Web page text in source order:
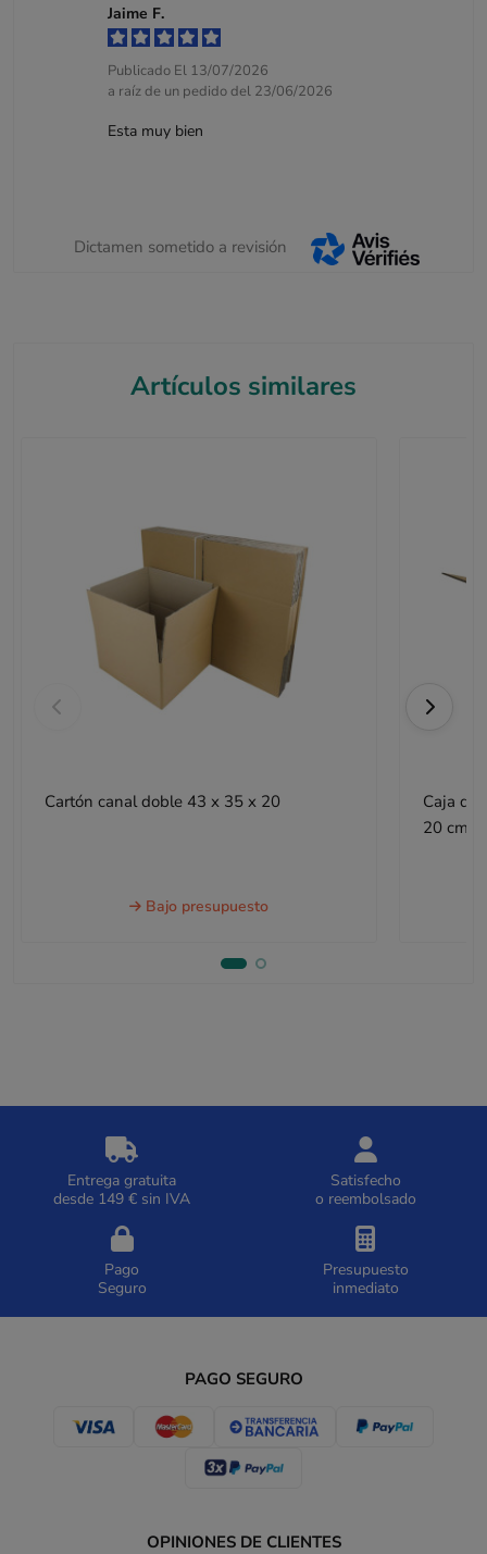
Jaime F.
Publicado El 13/07/2026
a raíz de un pedido del 23/06/2026
Esta muy bien
Dictamen sometido a revisión
Artículos similares
Cartón canal doble 43 x 35 x 20
Bajo presupuesto
Caja de
20 cm
Entrega gratuita
desde 149 € sin IVA
Satisfecho
o reembolsado
Pago
Seguro
Presupuesto
inmediato
PAGO SEGURO
OPINIONES DE CLIENTES